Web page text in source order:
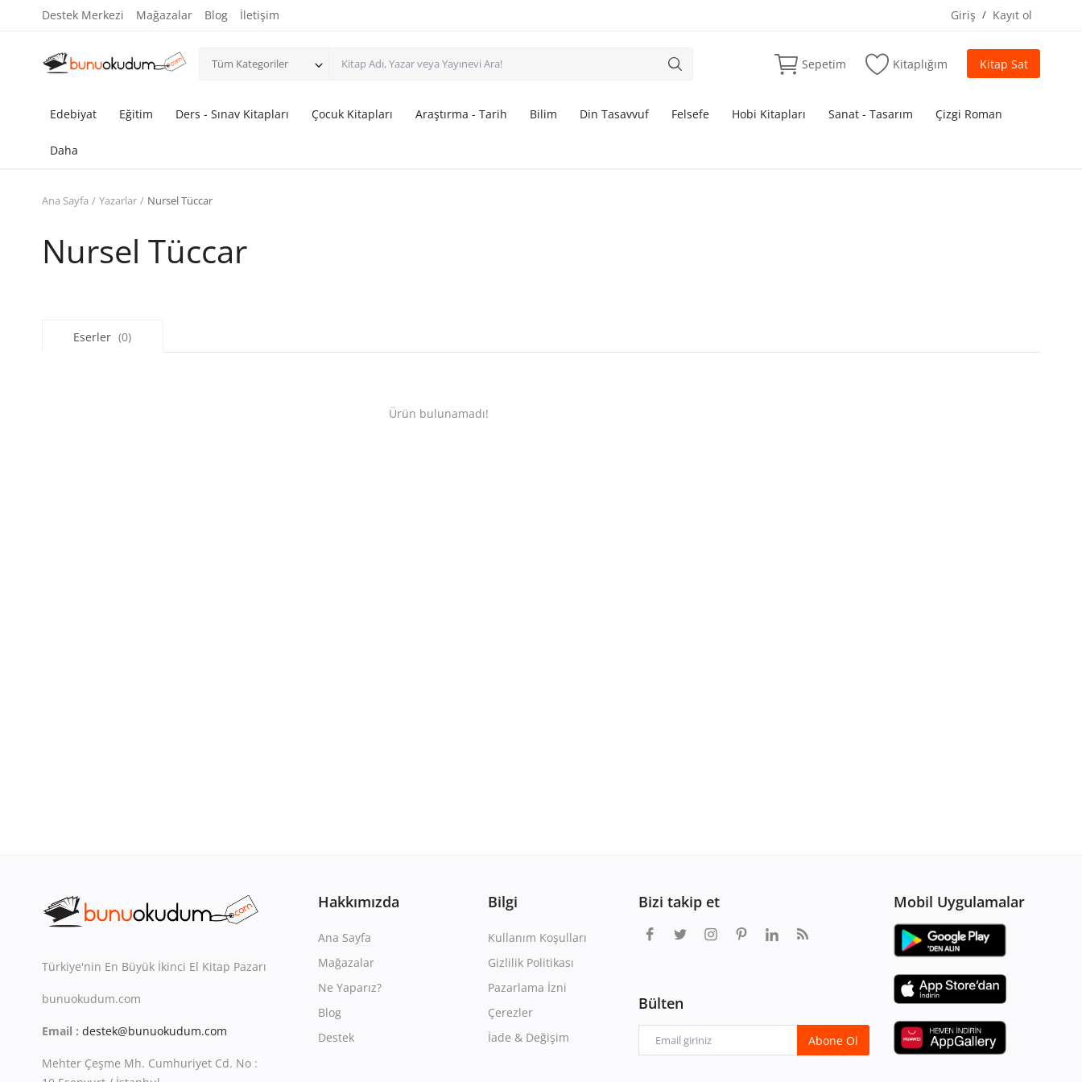
Destek Merkezi Mağazalar Blog İletişim Giriş / Kayıt ol
Tüm Kategoriler Sepetim Kitaplığım Kitap Sat
Edebiyat Eğitim Ders - Sınav Kitapları Çocuk Kitapları Araştırma - Tarih Bilim Din Tasavvuf Felsefe Hobi Kitapları Sanat - Tasarım Çizgi Roman
Daha
Ana Sayfa Yazarlar Nursel Tüccar
Nursel Tüccar
Eserler (0)
Ürün bulunamadı!
Türkiye'nin En Büyük İkinci El Kitap Pazarı
bunuokudum.com
Email : destek@bunuokudum.com
Mehter Çeşme Mh. Cumhuriyet Cd. No :
Hakkımızda
Ana Sayfa
Mağazalar
Ne Yaparız?
Blog
Destek
Bilgi
Kullanım Koşulları
Gizlilik Politikası
Pazarlama İzni
Çerezler
İade & Değişim
Bizi takip et
Bülten
Abone Ol
Mobil Uygulamalar